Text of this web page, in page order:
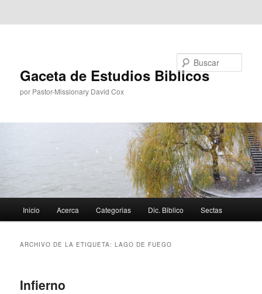
Gaceta de Estudios Biblicos
por Pastor-Missionary David Cox
principal
Inicio Acerca Categorias Dic. Biblico Sectas
ARCHIVO DE LA ETIQUETA:LAGO DE FUEGO
Infierno